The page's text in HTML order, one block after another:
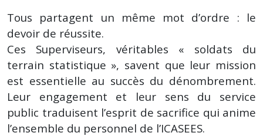
Tous partagent un même mot d’ordre : le
devoir de réussite.
Ces Superviseurs, véritables « soldats du
terrain statistique », savent que leur mission
est essentielle au succès du dénombrement.
Leur engagement et leur sens du service
public traduisent l’esprit de sacrifice qui anime
l’ensemble du personnel de l’ICASEES.